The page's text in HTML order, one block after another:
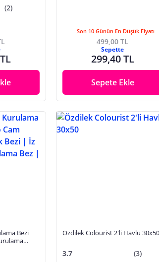
(2)
Son 10 Günün En Düşük Fiyatı
499,00 TL
Sepette
299,40 TL
Sepete Ekle
Bezi
Özdilek Colourist 2'li Havlu 30x50
3.7 (3)